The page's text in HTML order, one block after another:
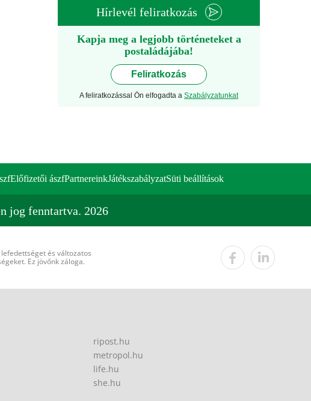
Hírlevél feliratkozás
Kapja meg a legjobb történeteket a
postaládájába!
Feliratkozás
A feliratkozással Ön elfogadta a Szabályzatunkat
Előfizetői ászfPartnereinkJátékszabályzatSüti beállítások
jog fenntartva. 2026
és változatos
Ez jövőnk záloga.
ripost.hu
metropol.hu
life.hu
she.hu